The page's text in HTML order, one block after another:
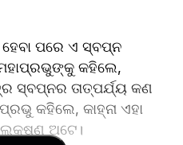
ପରେ ଏ ସ୍ବପ୍ନ
କହିଲେ,
ସ୍ବପ୍ନର ତାତ୍ପର୍ଯ୍ୟ କଣ
କହିଲେ, କାହ୍ନା ଏହା
ଅଟେ।